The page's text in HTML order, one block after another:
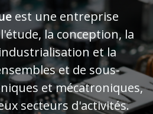
est une entreprise
la conception, la
et la
et de sous-
et mécatroniques,
secteurs d'activités.